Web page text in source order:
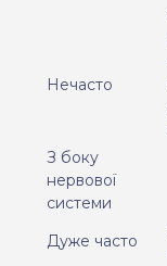
Нечасто
З боку
нервової
системи
Дуже часто